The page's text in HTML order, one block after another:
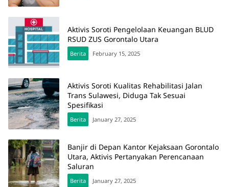
Aktivis Soroti Pengelolaan Keuangan BLUD
RSUD ZUS Gorontalo Utara
Berita February 15, 2025
Aktivis Soroti Kualitas Rehabilitasi Jalan
Trans Sulawesi, Diduga Tak Sesuai
Spesifikasi
Berita January 27, 2025
Banjir di Depan Kantor Kejaksaan Gorontalo
Utara, Aktivis Pertanyakan Perencanaan
Saluran
Berita January 27, 2025